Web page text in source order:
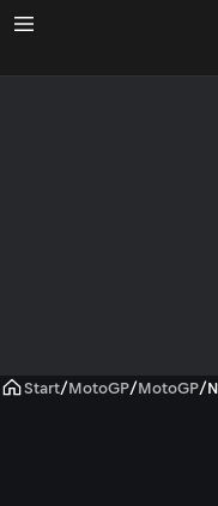
Start/MotoGP/MotoGP/